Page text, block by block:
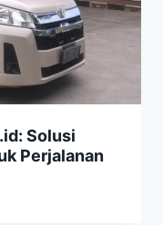
Solusi
Perjalanan